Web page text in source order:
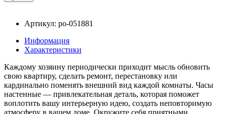
Артикул: po-051881
Информация
Характеристики
Каждому хозяину периодически приходит мысль обновить
свою квартиру, сделать ремонт, перестановку или
кардинально поменять внешний вид каждой комнаты. Часы
настенные — привлекательная деталь, которая поможет
воплотить вашу интерьерную идею, создать неповторимую
атмосферу в вашем доме. Окружите себя приятными